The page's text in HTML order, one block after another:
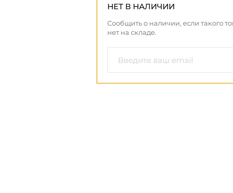
НЕТ В НАЛИЧИИ
Сообщить о наличии, если такого
нет на складе.